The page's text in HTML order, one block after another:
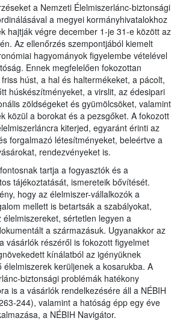
a Nemzeti Élelmiszerlánc-biztonsági
a megyei kormányhivatalokhoz
hajtják végre december 1-je 31-e között az
Az ellenőrzés szempontjából kiemelt
hagyományok figyelembe vételével
Ennek megfelelően fokozottan
húst, a hal és haltermékeket, a pácolt,
húskészítményeket, a virslit, az édesipari
zöldségeket és gyümölcsöket, valamint
közül a borokat és a pezsgőket. A fokozott
kiterjed, egyaránt érinti az
forgalmazó létesítményeket, beleértve a
rendezvényeket is.
tartja a fogyasztók és a
tájékoztatását, ismereteik bővítését.
hogy az élelmiszer-vállalkozók a
mellett is betartsák a szabályokat,
élelmiszereket, sértetlen legyen a
a származásuk. Ugyanakkor az
vásárlók részéről is fokozott figyelmet
kínálatból az igényüknek
élelmiszerek kerüljenek a kosarukba. A
biztonsági problémák hatékony
is a vásárlók rendelkezésére áll a NÉBIH
244), valamint a hatóság épp egy éve
a NÉBIH Navigátor.